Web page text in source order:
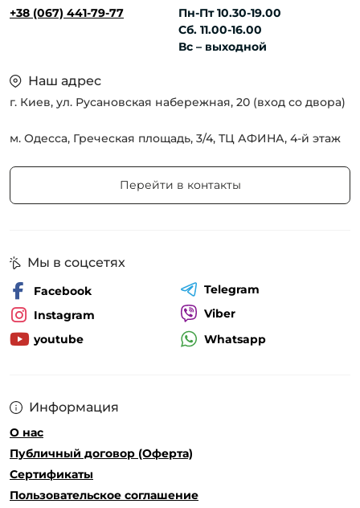
+38 (067) 441-79-77
Пн-Пт 10.30-19.00
Сб. 11.00-16.00
Вс – выходной
Наш адрес
г. Киев, ул. Русановская набережная, 20 (вход со двора)
м. Одесса, Греческая площадь, 3/4, ТЦ АФИНА, 4-й этаж
Перейти в контакты
Информация
О нас
Публичный договор (Оферта)
Сертификаты
Пользовательское соглашение
Мы в соцсетях
Facebook
Instagram
youtube
Telegram
Viber
Whatsapp